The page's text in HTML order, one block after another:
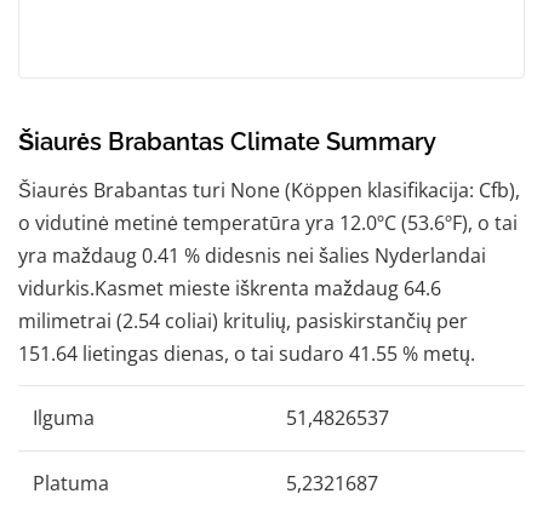
Šiaurės Brabantas Climate Summary
Šiaurės Brabantas turi None (Köppen klasifikacija: Cfb),
o vidutinė metinė temperatūra yra 12.0ºC (53.6ºF), o tai
yra maždaug 0.41 % didesnis nei šalies Nyderlandai
vidurkis.Kasmet mieste iškrenta maždaug 64.6
milimetrai (2.54 coliai) kritulių, pasiskirstančių per
151.64 lietingas dienas, o tai sudaro 41.55 % metų.
Ilguma 51,4826537
Platuma 5,2321687